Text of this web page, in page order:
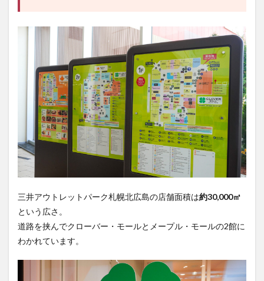
三井アウトレットパーク札幌北広島の店舗面積は約30,000㎡
という広さ。
道路を挟んでクローバー・モールとメープル・モールの2館に
わかれています。